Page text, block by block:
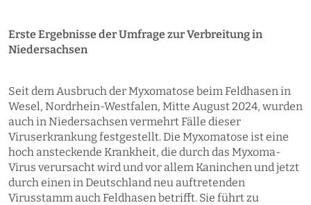
Erste Ergebnisse der Umfrage zur Verbreitung in
Niedersachsen
Seit dem Ausbruch der Myxomatose beim Feldhasen in
Wesel, Nordrhein-Westfalen, Mitte August 2024, wurden
auch in Niedersachsen vermehrt Fälle dieser
Viruserkrankung festgestellt. Die Myxomatose ist eine
hoch ansteckende Krankheit, die durch das Myxoma-
Virus verursacht wird und vor allem Kaninchen und jetzt
durch einen in Deutschland neu auftretenden
Virusstamm auch Feldhasen betrifft. Sie führt zu